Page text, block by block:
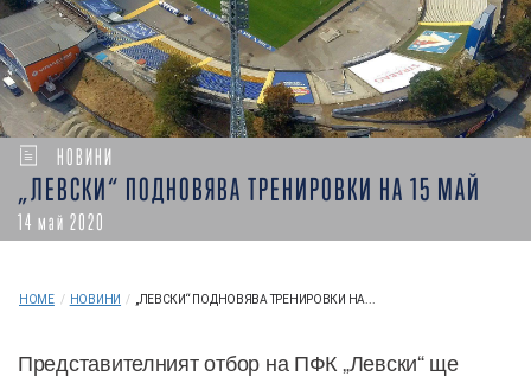
НОВИНИ
„ЛЕВСКИ“ ПОДНОВЯВА ТРЕНИРОВКИ НА 15 МАЙ
14 май 2020
HOME / НОВИНИ / „ЛЕВСКИ“ ПОДНОВЯВА ТРЕНИРОВКИ НА...
Представителният отбор на ПФК „Левски“ ще